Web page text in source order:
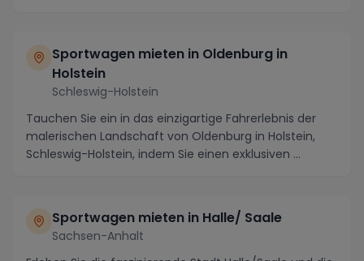
Sportwagen mieten in Oldenburg in
Holstein
Schleswig-Holstein
Tauchen Sie ein in das einzigartige Fahrerlebnis der
malerischen Landschaft von Oldenburg in Holstein,
Schleswig-Holstein, indem Sie einen exklusiven ...
Sportwagen mieten in Halle/ Saale
Sachsen-Anhalt